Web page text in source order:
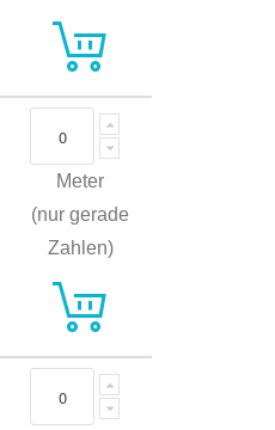
Meter
(nur gerade
Zahlen)